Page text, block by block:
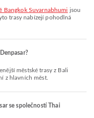
Bangkok Suvarnabhumi jsou
trasy nabízejí pohodlná
městské trasy z Bali
z hlavních měst.
se společností Thai